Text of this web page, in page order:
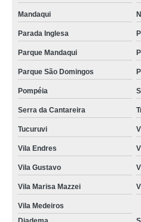
Mandaqui
Parada Inglesa
Parque Mandaqui
Parque São Domingos
Pompéia
Serra da Cantareira
Tucuruvi
Vila Endres
Vila Gustavo
Vila Marisa Mazzei
Vila Medeiros